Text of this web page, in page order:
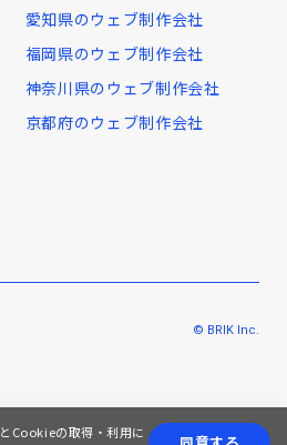
愛知県のウェブ制作会社
福岡県のウェブ制作会社
神奈川県のウェブ制作会社
京都府のウェブ制作会社
© BRIK Inc.
とCookieの取得・利用に